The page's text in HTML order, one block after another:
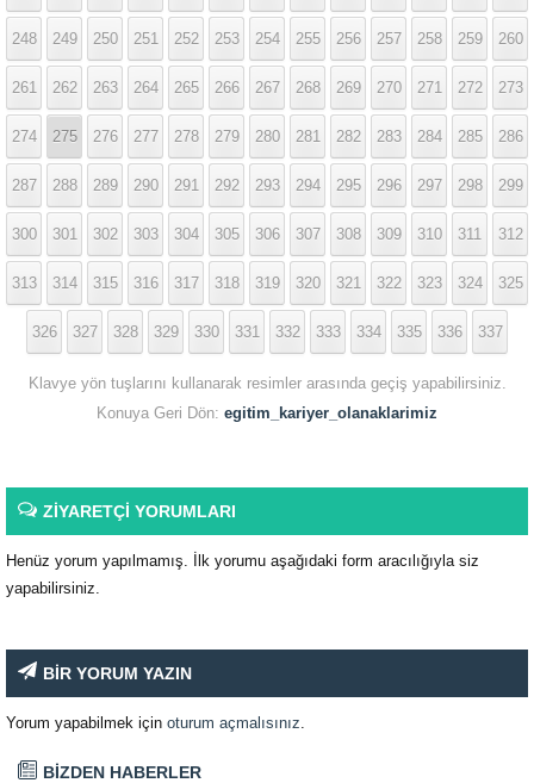
248 249 250 251 252 253 254 255 256 257 258 259 260
261 262 263 264 265 266 267 268 269 270 271 272 273
274 275 276 277 278 279 280 281 282 283 284 285 286
287 288 289 290 291 292 293 294 295 296 297 298 299
300 301 302 303 304 305 306 307 308 309 310 311 312
313 314 315 316 317 318 319 320 321 322 323 324 325
326 327 328 329 330 331 332 333 334 335 336 337
Klavye yön tuşlarını kullanarak resimler arasında geçiş yapabilirsiniz.
Konuya Geri Dön: egitim_kariyer_olanaklarimiz
ZİYARETÇİ YORUMLARI
Henüz yorum yapılmamış. İlk yorumu aşağıdaki form aracılığıyla siz
yapabilirsiniz.
BİR YORUM YAZIN
Yorum yapabilmek için oturum açmalısınız
BİZDEN HABERLER